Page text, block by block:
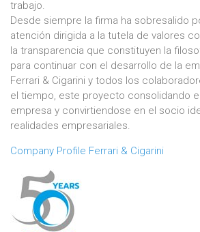
trabajo.
Desde siempre la firma ha sobresalido
atención dirigida a la tutela de valores
la transparencia que constituyen la
para continuar con el desarrollo de la
Ferrari & Cigarini y todos los
el tiempo, este proyecto consolidando
empresa y convirtiendose en el socio
realidades empresariales.
Company Profile Ferrari & Cigarini